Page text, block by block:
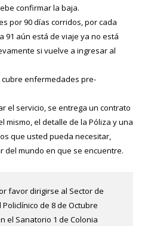
confirmar la baja.
por 90 días corridos, por cada
91 aún está de viaje ya no está
si vuelve a ingresar al
enfermedades pre-
el servicio, se entrega un contrato
mismo, el detalle de la Póliza y una
que usted pueda necesitar,
del mundo en que se encuentre.
favor dirigirse al Sector de
de 8 de Octubre
el Sanatorio 1 de Colonia